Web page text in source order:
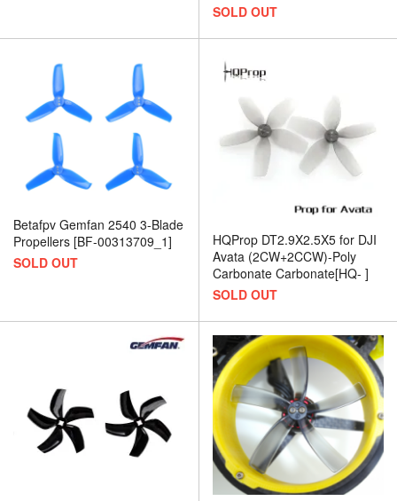
SOLD OUT
Betafpv Gemfan 2540 3-Blade
Propellers [BF-00313709_1]
SOLD OUT
HQProp DT2.9X2.5X5 for DJI
Avata (2CW+2CCW)-Poly
Carbonate Carbonate[HQ- ]
SOLD OUT